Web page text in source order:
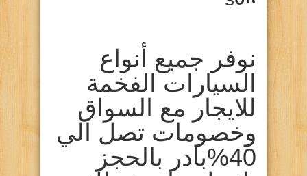
نوفر جميع أنواع
السيارات الفخمة
للايجار مع السواق
وخصومات تصل الي
40%بادر بالحجز